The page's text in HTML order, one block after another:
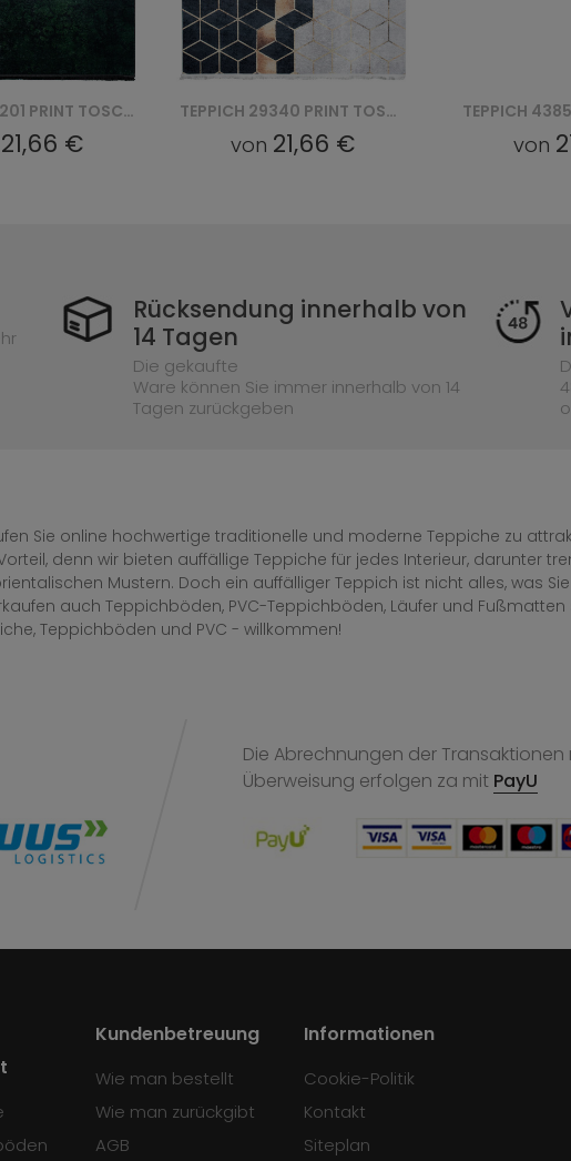
21,66 € von21,66 €
Rücksendung innerhalb von
14 Tagen
Die gekaufte
Ware können Sie immer innerhalb von 14
Tagen zurückgeben
Sie online hochwertige traditionelle und moderne Teppiche zu
denn wir bieten auffällige Teppiche für jedes Interieur, darunter
Mustern. Doch ein auffälliger Teppich ist nicht alles, was
auch Teppichböden, PVC-Teppichböden, Läufer und
Teppichböden und PVC - willkommen!
Die Abrechnungen der Transaktionen
Überweisung erfolgen za mit PayU
Kundenbetreuung
Wie man bestellt
Wie man zurückgibt
AGB
Informationen
Cookie-Politik
Kontakt
Siteplan